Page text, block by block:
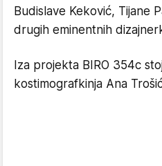
Budislave Keković, Tijane
drugih eminentnih
Iza projekta BIRO 354c
kostimografkinja Ana